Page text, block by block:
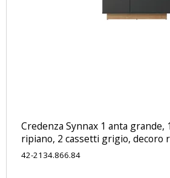
Credenza Synnax 1 anta grande,
ripiano, 2 cassetti grigio, decoro
42-2134.866.84